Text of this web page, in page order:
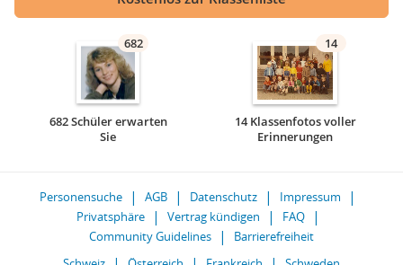
682
682 Schüler erwarten
Sie
14
14 Klassenfotos voller
Erinnerungen
Personensuche AGB Datenschutz
Impressum
Privatsphäre
Vertrag kündigen
FAQ
Community Guidelines
Barrierefreiheit